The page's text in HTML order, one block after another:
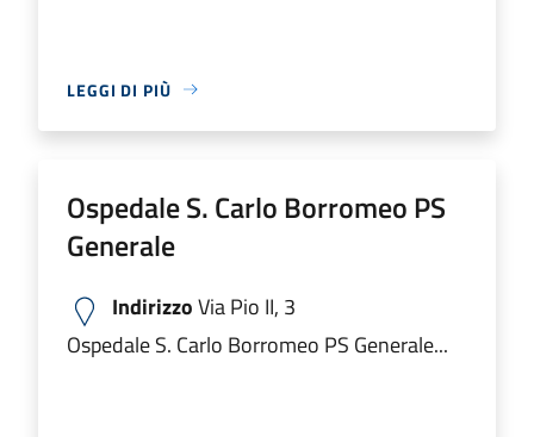
LEGGI DI PIÙ
Ospedale S. Carlo Borromeo PS
Generale
IndirizzoVia Pio II, 3
Ospedale S. Carlo Borromeo PS Generale...